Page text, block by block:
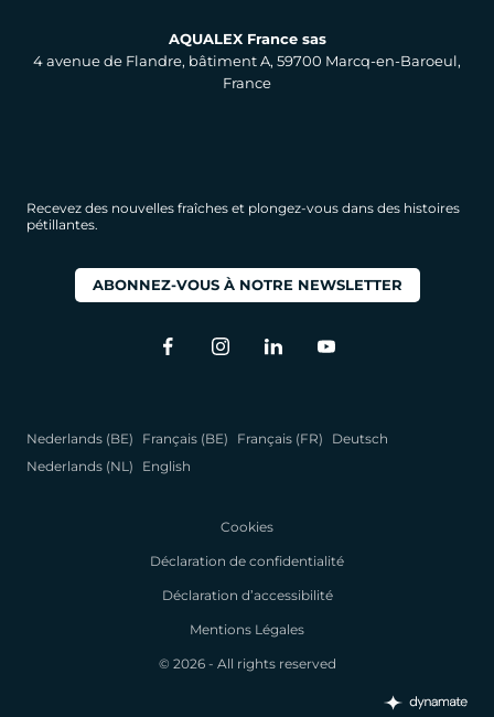
AQUALEX France sas
4 avenue de Flandre, bâtiment A, 59700 Marcq-en-Baroeul,
France
Recevez des nouvelles fraîches et plongez-vous dans des histoires
pétillantes.
ABONNEZ-VOUS À NOTRE NEWSLETTER
Nederlands (BE) Français (BE) Français (FR)
Deutsch
Nederlands (NL)
English
Cookies
Déclaration de confidentialité
Déclaration d’accessibilité
Mentions Légales
© 2026 - All rights reserved